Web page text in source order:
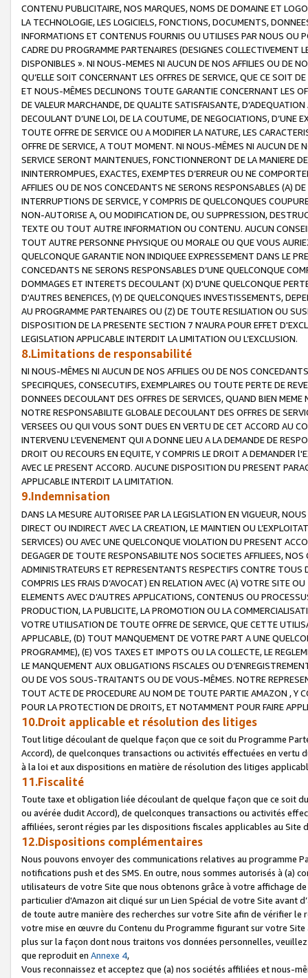
CONTENU PUBLICITAIRE, NOS MARQUES, NOMS DE DOMAINE ET
LA TECHNOLOGIE, LES LOGICIELS, FONCTIONS, DOCUMENTS,
INFORMATIONS ET CONTENUS FOURNIS OU UTILISES PAR NOUS OU
CADRE DU PROGRAMME PARTENAIRES (DESIGNES COLLECTIVEMENT
DISPONIBLES ». NI NOUS-MEMES NI AUCUN DE NOS AFFILIES OU DE
QU’ELLE SOIT CONCERNANT LES OFFRES DE SERVICE, QUE CE SOIT
ET NOUS-MÊMES DECLINONS TOUTE GARANTIE CONCERNANT LES
DE VALEUR MARCHANDE, DE QUALITE SATISFAISANTE,
DECOULANT D’UNE LOI, DE LA COUTUME, DE NEGOCIATIONS, D’UNE
TOUTE OFFRE DE SERVICE OU A MODIFIER LA NATURE, LES
OFFRE DE SERVICE, A TOUT MOMENT. NI NOUS-MÊMES NI AUCUN DE
SERVICE SERONT MAINTENUES, FONCTIONNERONT DE LA MANIERE
ININTERROMPUES, EXACTES, EXEMPTES D’ERREUR OU NE
AFFILIES OU DE NOS CONCEDANTS NE SERONS RESPONSABLES (A)
INTERRUPTIONS DE SERVICE, Y COMPRIS DE QUELCONQUES
NON-AUTORISE A, OU MODIFICATION DE, OU SUPPRESSION,
TEXTE OU TOUT AUTRE INFORMATION OU CONTENU. AUCUN
TOUT AUTRE PERSONNE PHYSIQUE OU MORALE OU QUE VOUS
QUELCONQUE GARANTIE NON INDIQUEE EXPRESSEMENT DANS LE
CONCEDANTS NE SERONS RESPONSABLES D’UNE QUELCONQUE
DOMMAGES ET INTERETS DECOULANT (X) D'UNE QUELCONQUE
D'AUTRES BENEFICES, (Y) DE QUELCONQUES INVESTISSEMENTS,
AU PROGRAMME PARTENAIRES OU (Z) DE TOUTE RESILIATION OU
DISPOSITION DE LA PRESENTE SECTION 7 N'AURA POUR EFFET
LEGISLATION APPLICABLE INTERDIT LA LIMITATION OU L’EXCLUSION.
8.Limitations de responsabilité
NI NOUS-MÊMES NI AUCUN DE NOS AFFILIES OU DE NOS
SPECIFIQUES, CONSECUTIFS, EXEMPLAIRES OU TOUTE PERTE DE
DONNEES DECOULANT DES OFFRES DE SERVICES, QUAND BIEN
NOTRE RESPONSABILITE GLOBALE DECOULANT DES OFFRES DE
VERSEES OU QUI VOUS SONT DUES EN VERTU DE CET ACCORD AU
INTERVENU L’EVENEMENT QUI A DONNE LIEU A LA DEMANDE DE
DROIT OU RECOURS EN EQUITE, Y COMPRIS LE DROIT A DEMANDER
AVEC LE PRESENT ACCORD. AUCUNE DISPOSITION DU PRESENT
APPLICABLE INTERDIT LA LIMITATION.
9.Indemnisation
DANS LA MESURE AUTORISEE PAR LA LEGISLATION EN VIGUEUR,
DIRECT OU INDIRECT AVEC LA CREATION, LE MAINTIEN OU
SERVICES) OU AVEC UNE QUELCONQUE VIOLATION DU PRESENT
DEGAGER DE TOUTE RESPONSABILITE NOS SOCIETES AFFILIEES,
ADMINISTRATEURS ET REPRESENTANTS RESPECTIFS CONTRE
COMPRIS LES FRAIS D’AVOCAT) EN RELATION AVEC (A) VOTRE SITE
ELEMENTS AVEC D’AUTRES APPLICATIONS, CONTENUS OU
PRODUCTION, LA PUBLICITE, LA PROMOTION OU LA
VOTRE UTILISATION DE TOUTE OFFRE DE SERVICE, QUE CETTE
APPLICABLE, (D) TOUT MANQUEMENT DE VOTRE PART A UNE
PROGRAMME), (E) VOS TAXES ET IMPOTS OU LA COLLECTE, LE
LE MANQUEMENT AUX OBLIGATIONS FISCALES OU
OU DE VOS SOUS-TRAITANTS OU DE VOUS-MÊMES. NOTRE
TOUT ACTE DE PROCEDURE AU NOM DE TOUTE PARTIE AMAZON , Y
POUR LA PROTECTION DE DROITS, ET NOTAMMENT POUR FAIRE
10.Droit applicable et résolution des litiges
Tout litige découlant de quelque façon que ce soit du Programme
Accord), de quelconques transactions ou activités effectuées en vertu
à la loi et aux dispositions en matière de résolution des litiges
11.Fiscalité
Toute taxe et obligation liée découlant de quelque façon que ce soit
ou avérée dudit Accord), de quelconques transactions ou activités
affiliées, seront régies par les dispositions fiscales applicables au Site
12.Dispositions complémentaires
Nous pouvons envoyer des communications relatives au programme
notifications push et des SMS. En outre, nous sommes autorisés à
utilisateurs de votre Site que nous obtenons grâce à votre affichage
particulier d'Amazon ait cliqué sur un Lien Spécial de votre Site avant
de toute autre manière des recherches sur votre Site afin de vérifier
votre mise en œuvre du Contenu du Programme figurant sur votre
plus sur la façon dont nous traitons vos données personnelles,
que reproduit en Annexe 4,
Vous reconnaissez et acceptez que (a) nos sociétés affiliées et nous-